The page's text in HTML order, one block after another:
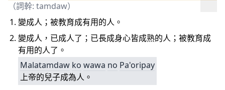
（詞幹: tamdaw）
變成人；被教育成有用的人。
變成人，已成人了；已長成身心皆成熟的人；被教育成
有用的人了。
Malatamdaw ko wawa no Pa'oripay
上帝的兒子成為人。